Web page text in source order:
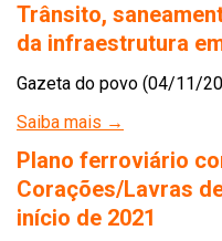
Trânsito,
da infraestrutura
Gazeta do povo (04/11/
Saiba mais →
Plano ferroviário
Corações/Lavras
início de 2021